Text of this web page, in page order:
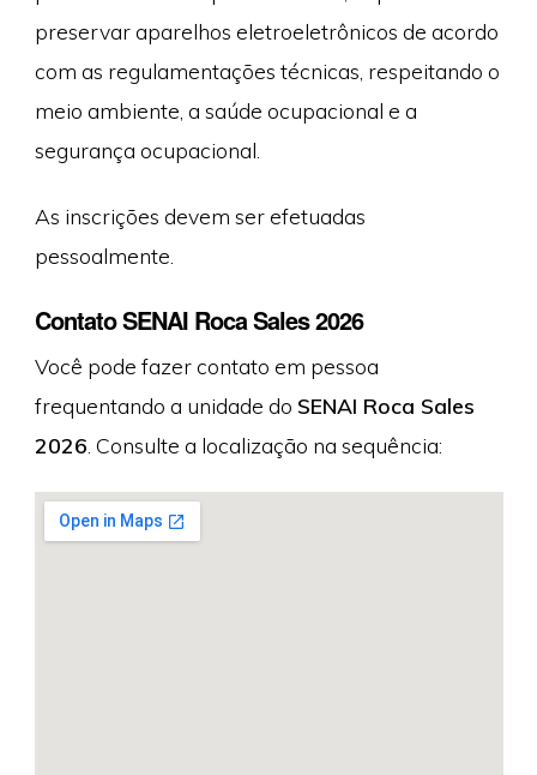
preservar aparelhos eletroeletrônicos de acordo
com as regulamentações técnicas, respeitando o
meio ambiente, a saúde ocupacional e a
segurança ocupacional.
As inscrições devem ser efetuadas
pessoalmente.
Contato SENAI Roca Sales 2026
Você pode fazer contato em pessoa
frequentando a unidade do SENAI Roca Sales
2026 . Consulte a localização na sequência: